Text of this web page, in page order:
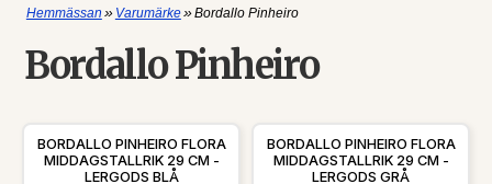
Hemmässan » Varumärke»Bordallo Pinheiro
Bordallo Pinheiro
BORDALLO PINHEIRO FLORA
MIDDAGSTALLRIK 29 CM -
LERGODS BLÅ
BORDALLO PINHEIRO FLORA
MIDDAGSTALLRIK 29 CM -
LERGODS GRÅ